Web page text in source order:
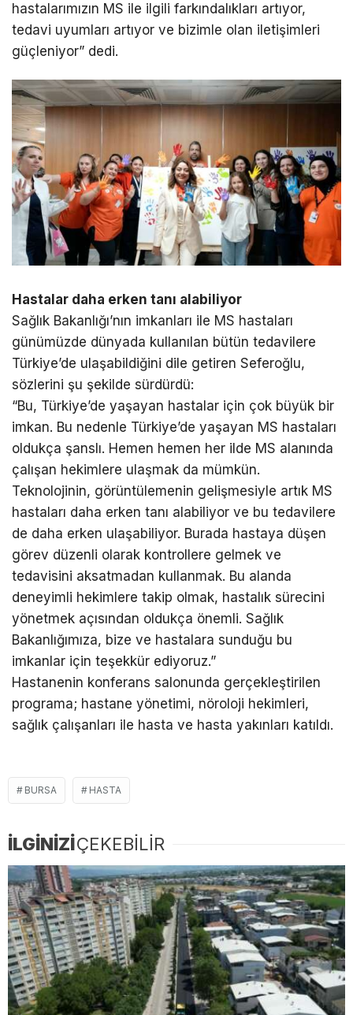
hastalarımızın MS ile ilgili farkındalıkları artıyor,
tedavi uyumları artıyor ve bizimle olan iletişimleri
güçleniyor” dedi.
Hastalar daha erken tanı alabiliyor
Sağlık Bakanlığı’nın imkanları ile MS hastaları
günümüzde dünyada kullanılan bütün tedavilere
Türkiye’de ulaşabildiğini dile getiren Seferoğlu,
sözlerini şu şekilde sürdürdü:
“Bu, Türkiye’de yaşayan hastalar için çok büyük bir
imkan. Bu nedenle Türkiye’de yaşayan MS hastaları
oldukça şanslı. Hemen hemen her ilde MS alanında
çalışan hekimlere ulaşmak da mümkün.
Teknolojinin, görüntülemenin gelişmesiyle artık MS
hastaları daha erken tanı alabiliyor ve bu tedavilere
de daha erken ulaşabiliyor. Burada hastaya düşen
görev düzenli olarak kontrollere gelmek ve
tedavisini aksatmadan kullanmak. Bu alanda
deneyimli hekimlere takip olmak, hastalık sürecini
yönetmek açısından oldukça önemli. Sağlık
Bakanlığımıza, bize ve hastalara sunduğu bu
imkanlar için teşekkür ediyoruz.”
Hastanenin konferans salonunda gerçekleştirilen
programa; hastane yönetimi, nöroloji hekimleri,
sağlık çalışanları ile hasta ve hasta yakınları katıldı.
BURSA HASTA
İLGİNİZİÇEKEBİLİR